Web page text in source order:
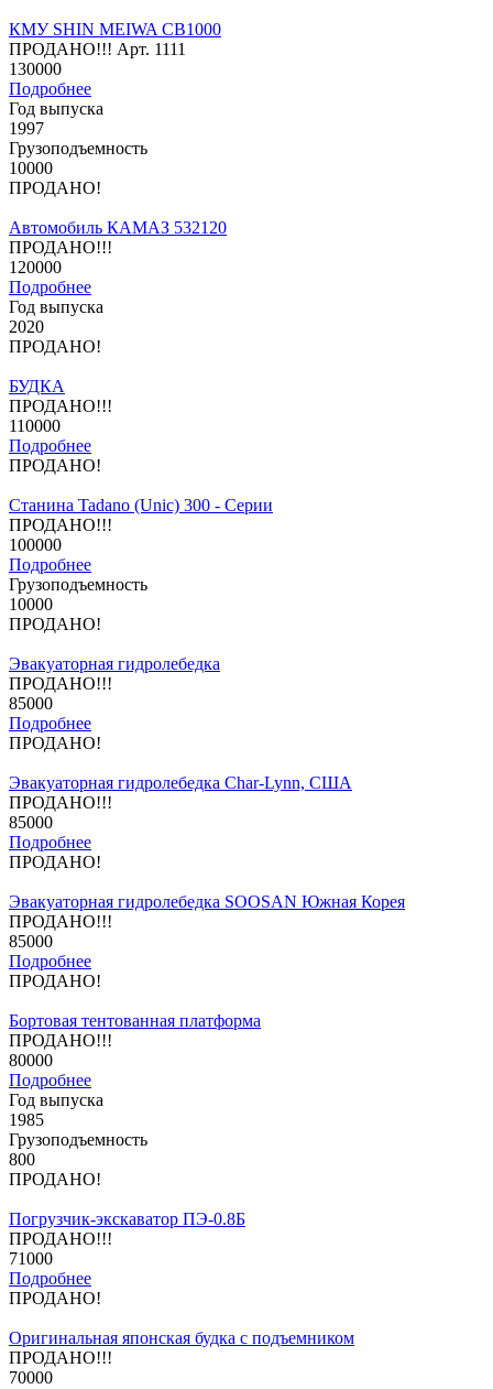
КМУ SHIN MEIWA CB1000
ПРОДАНО!!! Арт. 1111
130000
Подробнее
Год выпуска
1997
Грузоподъемность
10000
ПРОДАНО!
Автомобиль КАМАЗ 532120
ПРОДАНО!!!
120000
Подробнее
Год выпуска
2020
ПРОДАНО!
БУДКА
ПРОДАНО!!!
110000
Подробнее
ПРОДАНО!
Станина Tadano (Unic) 300 - Серии
ПРОДАНО!!!
100000
Подробнее
Грузоподъемность
10000
ПРОДАНО!
Эвакуаторная гидролебедка
ПРОДАНО!!!
85000
Подробнее
ПРОДАНО!
Эвакуаторная гидролебедка Char-Lynn, США
ПРОДАНО!!!
85000
Подробнее
ПРОДАНО!
Эвакуаторная гидролебедка SOOSAN Южная Корея
ПРОДАНО!!!
85000
Подробнее
ПРОДАНО!
Бортовая тентованная платформа
ПРОДАНО!!!
80000
Подробнее
Год выпуска
1985
Грузоподъемность
800
ПРОДАНО!
Погрузчик-экскаватор ПЭ-0.8Б
ПРОДАНО!!!
71000
Подробнее
ПРОДАНО!
Оригинальная японская будка с подъемником
ПРОДАНО!!!
70000